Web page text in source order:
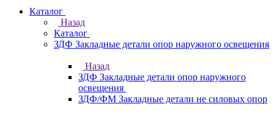
Каталог
Назад
Каталог
ЗДФ Закладные детали опор наружного освещения
Назад
ЗДФ Закладные детали опор наружного
освещения
ЗДФ/ФМ Закладные детали не силовых опор